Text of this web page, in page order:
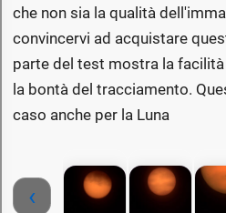
che non sia la qualità
convincervi ad acquistare
parte del test mostra la
la bontà del tracciamento.
caso anche per la Luna
‹